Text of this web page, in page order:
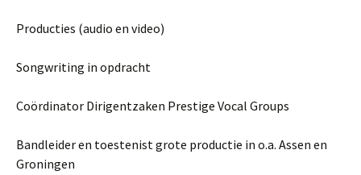
Producties (audio en video)
Songwriting in opdracht
Coördinator Dirigentzaken Prestige Vocal Groups
Bandleider en toestenist grote productie in o.a. Assen en
Groningen